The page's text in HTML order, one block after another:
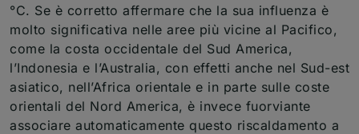
°C. Se è corretto affermare che la sua influenza è
molto significativa nelle aree più vicine al Pacifico,
come la costa occidentale del Sud America,
l’Indonesia e l’Australia, con effetti anche nel Sud-est
asiatico, nell’Africa orientale e in parte sulle coste
orientali del Nord America, è invece fuorviante
associare automaticamente questo riscaldamento a